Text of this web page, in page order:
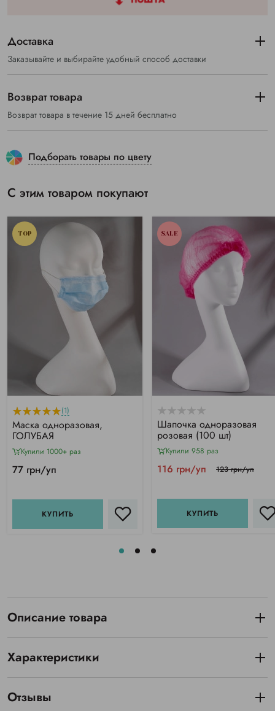
Доставка
Заказывайте и выбирайте удобный способ доставки
Возврат товара
Возврат товара в течение 15 дней бесплатно
Подборать товары по цвету
С этим товаром покупают
TOP
(1)
Маска одноразовая,
ГОЛУБАЯ
Купили 1000+ раз
77 грн/уп
КУПИТЬ
SALE
Шапочка одноразовая
розовая (100 шт)
Купили 958 раз
116 грн/уп 123 грн/уп
КУПИТЬ
Описание товара
Характеристики
Отзывы